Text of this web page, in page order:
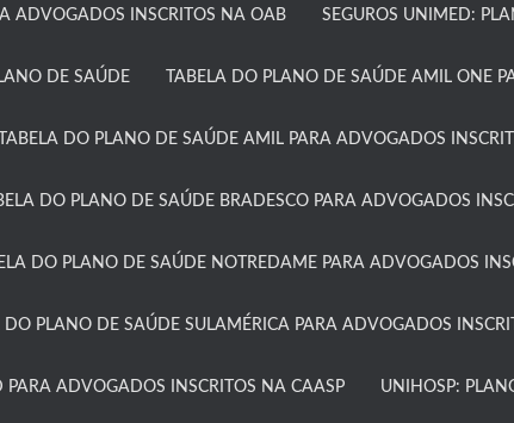
ADVOGADOS INSCRITOS NA OAB SEGUROS UNIMED:
DE SAÚDE TABELA DO PLANO DE SAÚDE AMIL ONE
TABELA DO PLANO DE SAÚDE AMIL PARA ADVOGADOS
DO PLANO DE SAÚDE BRADESCO PARA ADVOGADOS
DO PLANO DE SAÚDE NOTREDAME PARA ADVOGADOS
DO PLANO DE SAÚDE SULAMÉRICA PARA ADVOGADOS
PARA ADVOGADOS INSCRITOS NA CAASP UNIHOSP: